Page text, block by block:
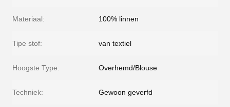
Materiaal: 100% linnen
Tipe stof: van textiel
Hoogste Type: Overhemd/Blouse
Techniek: Gewoon geverfd